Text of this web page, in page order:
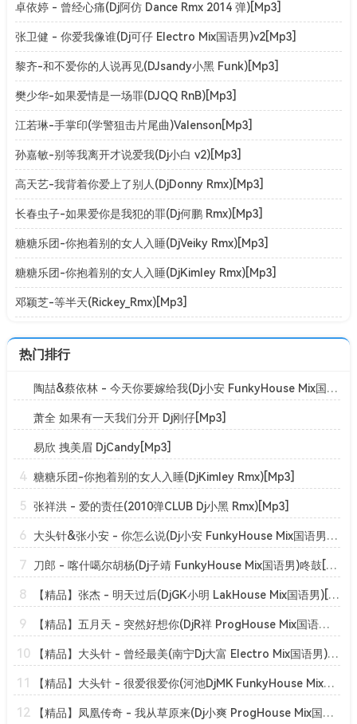
卓依婷 - 曾经心痛(Dj阿仿 Dance Rmx 2014 弹)[Mp3]
张卫健 - 你爱我像谁(Dj可仔 Electro Mix国语男)v2[Mp3]
黎齐-和不爱你的人说再见(DJsandy小黑 Funk)[Mp3]
樊少华-如果爱情是一场罪(DJQQ RnB)[Mp3]
江若琳-手掌印(学警狙击片尾曲)Valenson[Mp3]
孙嘉敏-别等我离开才说爱我(Dj小白 v2)[Mp3]
高天艺-我背着你爱上了别人(DjDonny Rmx)[Mp3]
长春虫子-如果爱你是我犯的罪(Dj何鹏 Rmx)[Mp3]
糖糖乐团-你抱着别的女人入睡(DjVeiky Rmx)[Mp3]
糖糖乐团-你抱着别的女人入睡(DjKimley Rmx)[Mp3]
邓颖芝-等半天(Rickey_Rmx)[Mp3]
热门排行
陶喆&蔡依林 - 今天你要嫁给我(Dj小安 FunkyHouse Mix国语合唱)咚鼓[Mp3]
萧全 如果有一天我们分开 Dj刚仔[Mp3]
易欣 拽美眉 DjCandy[Mp3]
4 糖糖乐团-你抱着别的女人入睡(DjKimley Rmx)[Mp3]
5 张祥洪 - 爱的责任(2010弹CLUB Dj小黑 Rmx)[Mp3]
6 大头针&张小安 - 你怎么说(Dj小安 FunkyHouse Mix国语男)咚鼓[Mp3]
7 刀郎 - 喀什噶尔胡杨(Dj子靖 FunkyHouse Mix国语男)咚鼓[Mp3]
8 【精品】张杰 - 明天过后(DjGK小明 LakHouse Mix国语男)[Mp3]
9 【精品】五月天 - 突然好想你(DjR祥 ProgHouse Mix国语男)[Mp3]
10 【精品】大头针 - 曾经最美(南宁Dj大富 Electro Mix国语男)[Mp3]
11 【精品】大头针 - 很爱很爱你(河池DjMK FunkyHouse Mix国语男)咚鼓[Mp3]
12 【精品】凤凰传奇 - 我从草原来(Dj小爽 ProgHouse Mix国语合唱)[Mp3]